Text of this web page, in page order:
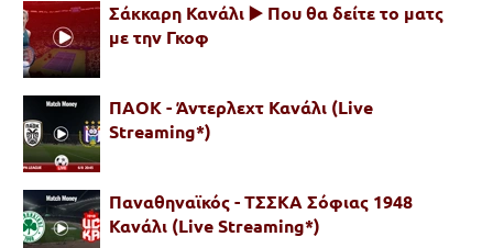
Σάκκαρη Κανάλι ▶️ Που θα δείτε το ματς
με την Γκοφ
ΠΑΟΚ - Άντερλεχτ Κανάλι (Live
Streaming*)
Παναθηναϊκός - ΤΣΣΚΑ Σόφιας 1948
Κανάλι (Live Streaming*)